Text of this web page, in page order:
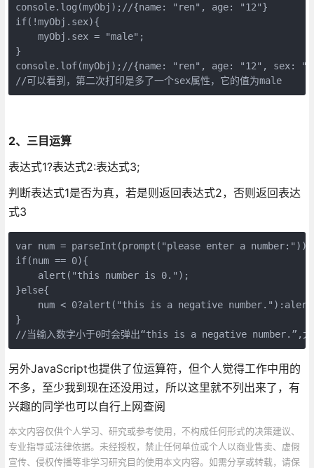
console.log(myObj);//{name: "ren", age: "12"}
if(!myObj.sex){
    myObj.sex = "male";
}
console.lof(myObj);//{name: "ren", age: "12", sex:
//可以看到，第二次打印是多了一个sex属性，它的值为male
2、三目运算
表达式1?表达式2:表达式3;
判断表达式1是否为真，若是则返回表达式2，否则返回表达
式3
var num = parseInt(prompt("please enter a number:"));
if(num == 0){
    alert("this number is 0.");
}else{
num < 0?alert("this is a negative
}
//当输入数字小于0时会弹出“this is a negative number.”,
另外JavaScript也提供了位运算符，但个人觉得工作中用的
不多，至少我到现在还没用过，所以这里就不列出来了，有
兴趣的同学也可以自行上网查阅
本文内容仅供个人学习、研究或参考使用，不构成任何形式的决策建议、
专业指导或法律依据。未经授权，禁止任何单位或个人以商业售卖、虚假
宣传、侵权传播等非学习研究目的使用本文内容。如需分享或转载，请保